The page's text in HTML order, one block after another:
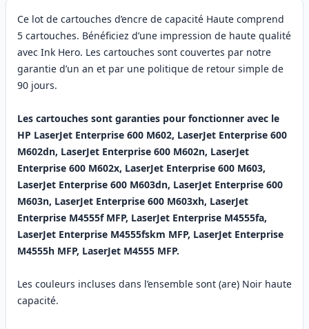
Ce lot de cartouches d’encre de capacité Haute comprend
5 cartouches. Bénéficiez d’une impression de haute qualité
avec Ink Hero. Les cartouches sont couvertes par notre
garantie d’un an et par une politique de retour simple de
90 jours.
Les cartouches sont garanties pour fonctionner avec le
HP LaserJet Enterprise 600 M602, LaserJet Enterprise 600
M602dn, LaserJet Enterprise 600 M602n, LaserJet
Enterprise 600 M602x, LaserJet Enterprise 600 M603,
LaserJet Enterprise 600 M603dn, LaserJet Enterprise 600
M603n, LaserJet Enterprise 600 M603xh, LaserJet
Enterprise M4555f MFP, LaserJet Enterprise M4555fa,
LaserJet Enterprise M4555fskm MFP, LaserJet Enterprise
M4555h MFP, LaserJet M4555 MFP.
Les couleurs incluses dans l’ensemble sont (are) Noir haute
capacité.